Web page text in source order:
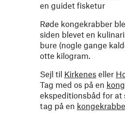
en guidet fisketur
Røde kongekrabber
siden blevet en
bure (nogle gange
otte kilogram.
Sejl til Kirkenes eller
Tag med os på en
ekspeditionsbåd for at
tag på en